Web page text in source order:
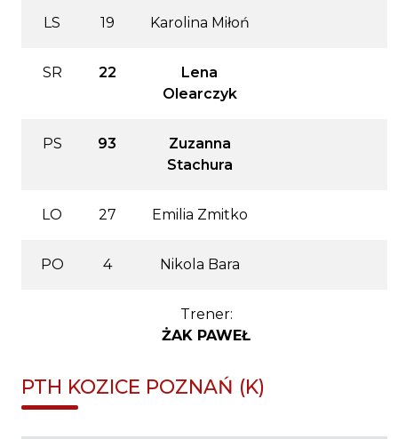
LS 19 Karolina Miłoń
SR 22
Lena
Olearczyk
PS 93
Zuzanna
Stachura
LO 27 Emilia Zmitko
PO 4 Nikola Bara
Trener:
ŻAK PAWEŁ
PTH KOZICE POZNAŃ (K)